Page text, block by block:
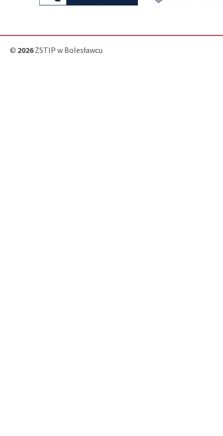
© 2026ZSTIP w Bolesławcu